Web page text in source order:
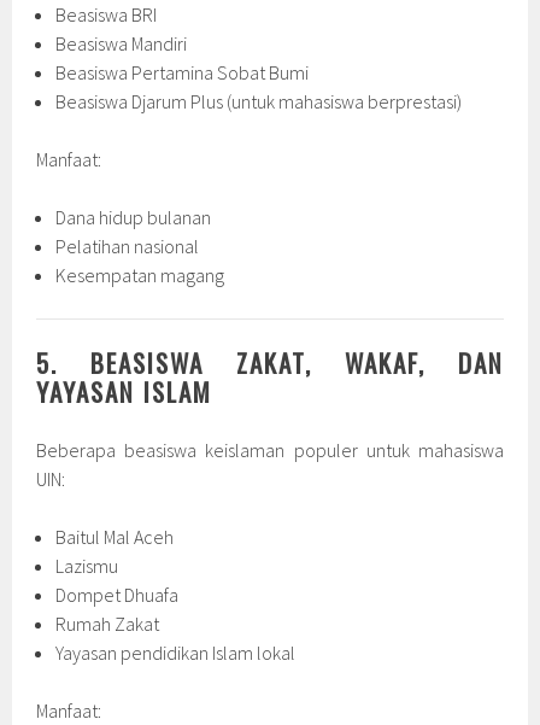
Beasiswa BRI
Beasiswa Mandiri
Beasiswa Pertamina Sobat Bumi
Beasiswa Djarum Plus (untuk mahasiswa berprestasi)
Manfaat:
Dana hidup bulanan
Pelatihan nasional
Kesempatan magang
5. BEASISWA ZAKAT, WAKAF, DAN
YAYASAN ISLAM
Beberapa beasiswa keislaman populer untuk mahasiswa
UIN:
Baitul Mal Aceh
Lazismu
Dompet Dhuafa
Rumah Zakat
Yayasan pendidikan Islam lokal
Manfaat: